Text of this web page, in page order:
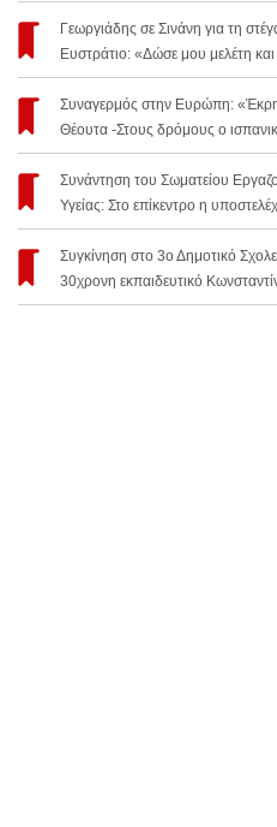
Γεωργιάδης σε Σινάνη για τη
Ευστράτιο: «Δώσε μου μελέτη
Συναγερμός στην Ευρώπη:
Θέουτα -Στους δρόμους ο
Συνάντηση του Σωματείου
Υγείας: Στο επίκεντρο η
Συγκίνηση στο 3ο Δημοτικό
30χρονη εκπαιδευτικό